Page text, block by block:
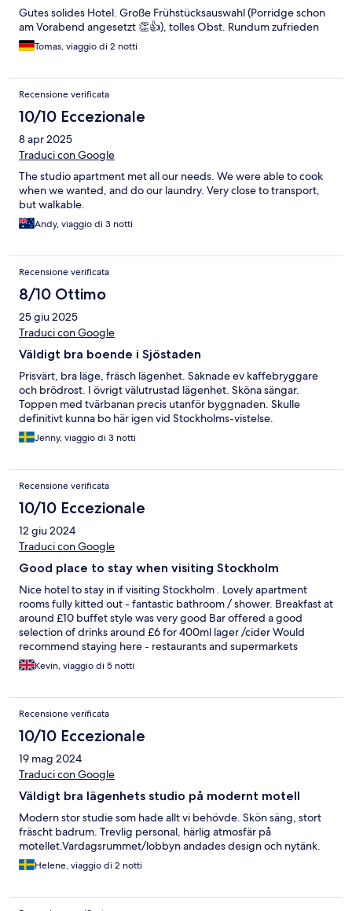
Gutes solides Hotel. Große Frühstücksauswahl (Porridge schon
am Vorabend angesetzt 👏👍), tolles Obst. Rundum zufrieden
Tomas, viaggio di 2 notti
Recensione verificata
10/10 Eccezionale
8 apr 2025
Traduci con Google
The studio apartment met all our needs. We were able to cook
when we wanted, and do our laundry. Very close to transport,
but walkable.
Andy, viaggio di 3 notti
Recensione verificata
8/10 Ottimo
25 giu 2025
Traduci con Google
Väldigt bra boende i Sjöstaden
Prisvärt, bra läge, fräsch lägenhet. Saknade ev kaffebryggare
och brödrost. I övrigt välutrustad lägenhet. Sköna sängar.
Toppen med tvärbanan precis utanför byggnaden. Skulle
definitivt kunna bo här igen vid Stockholms-vistelse.
Jenny, viaggio di 3 notti
Recensione verificata
10/10 Eccezionale
12 giu 2024
Traduci con Google
Good place to stay when visiting Stockholm
Nice hotel to stay in if visiting Stockholm . Lovely apartment
rooms fully kitted out - fantastic bathroom / shower. Breakfast at
around £10 buffet style was very good Bar offered a good
selection of drinks around £6 for 400ml lager /cider Would
recommend staying here - restaurants and supermarkets
nearby plus tram stop right outside apartments
Kevin, viaggio di 5 notti
Recensione verificata
10/10 Eccezionale
19 mag 2024
Traduci con Google
Väldigt bra lägenhets studio på modernt motell
Modern stor studie som hade allt vi behövde. Skön säng, stort
fräscht badrum. Trevlig personal, härlig atmosfär på
motellet.Vardagsrummet/lobbyn andades design och nytänk.
Helene, viaggio di 2 notti